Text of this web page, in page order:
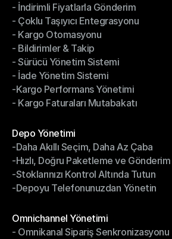
Gönderim Yönetimi
- İndirimli Fiyatlarla Gönderim
- İndirimli Fiyatlarla Gönderim
- Çoklu Taşıyıcı Entegrasyonu
- Çoklu Taşıyıcı Entegrasyonu
- Kargo Otomasyonu
- Kargo Otomasyonu
- Bildirimler & Takip
- Bildirimler & Takip
- Sürücü Yönetim Sistemi
- Sürücü Yönetim Sistemi
- İade Yönetim Sistemi
- İade Yönetim Sistemi
-Kargo Performans Yönetimi
-Kargo Performans Yönetimi
- Kargo Faturaları Mutabakatı
Depo Yönetimi
Depo Yönetimi
-Daha Akıllı Seçim, Daha Az Çaba
-Daha Akıllı Seçim, Daha Az Çaba
-Hızlı, Doğru Paketleme ve Gönderim
-Hızlı, Doğru Paketleme ve Gönderim
-Stoklarınızı Kontrol Altında Tutun
-Stoklarınızı Kontrol Altında Tutun
-Depoyu Telefonunuzdan Yönetin
Omnichannel Yönetimi
Omnichannel Yönetimi
- Omnikanal Sipariş Senkronizasyonu